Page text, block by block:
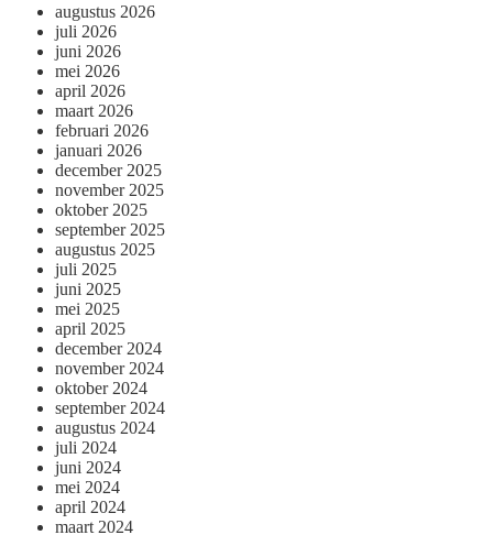
augustus 2026
juli 2026
juni 2026
mei 2026
april 2026
maart 2026
februari 2026
januari 2026
december 2025
november 2025
oktober 2025
september 2025
augustus 2025
juli 2025
juni 2025
mei 2025
april 2025
december 2024
november 2024
oktober 2024
september 2024
augustus 2024
juli 2024
juni 2024
mei 2024
april 2024
maart 2024